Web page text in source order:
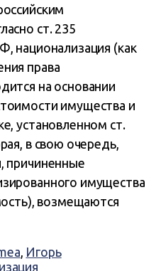
ст. 235
национализация (как
права
на основании
имущества и
установленном ст.
в свою очередь,
причиненные
имущества
возмещаются
, Игорь